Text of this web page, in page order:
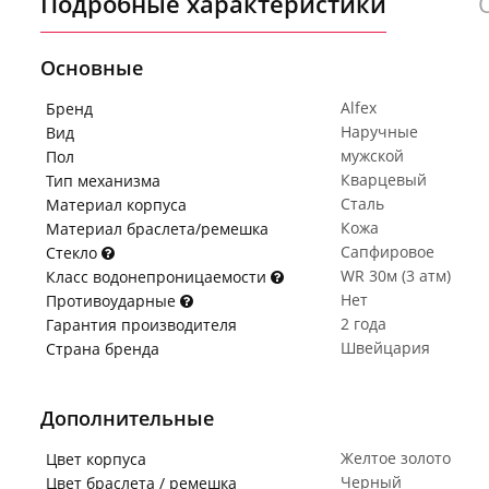
Основные
Бренд
Alfex
Вид
Наручные
Пол
мужской
Тип механизма
Кварцевый
Материал корпуса
Сталь
Материал браслета/ремешка
Кожа
Стекло
Сапфировое
Класс водонепроницаемости
WR 30м (3 атм)
Противоударные
Нет
Гарантия производителя
2 года
Страна бренда
Швейцария
Дополнительные
Цвет корпуса
Желтое золото
Цвет браслета / ремешка
Черный